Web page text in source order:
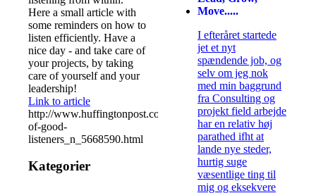
Here a small article with
some reminders on how to
listen efficiently. Have a
nice day - and take care of
your projects, by taking
care of yourself and your
leadership!
Link to article
http://www.huffingtonpost.com/2014/08/14/habits-
of-good-
listeners_n_5668590.html
Kategorier
Move.....
I efteråret startede
jet et nyt
spændende job, og
selv om jeg nok
med min baggrund
fra Consulting og
projekt field arbejde
har en relativ høj
parathed ifht at
lande nye steder,
hurtig suge
væsentlige ting til
mig og eksekvere